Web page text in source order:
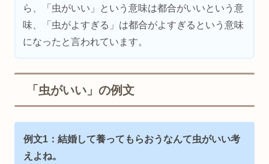
ら、「虫がいい」という意味は都合がいいという意
味、「虫がよすぎる」は都合がよすぎるという意味
になったと言われています。
「虫がいい」の例文
例文1：結婚して養ってもらおうなんて虫がいい考
えよね。